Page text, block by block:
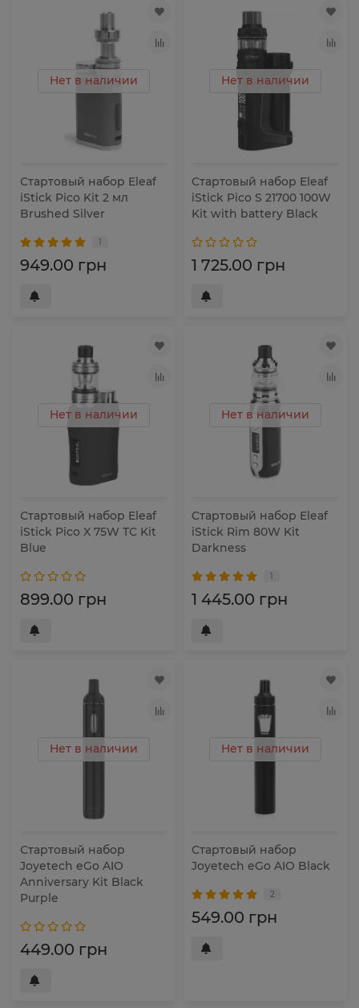
Нет в наличии
Стартовый набор Eleaf
iStick Pico Kit 2 мл
Brushed Silver
1
949.00 грн
Нет в наличии
Стартовый набор Eleaf
iStick Pico S 21700 100W
Kit with battery Black
1 725.00 грн
Нет в наличии
Стартовый набор Eleaf
iStick Pico X 75W TC Kit
Blue
899.00 грн
Нет в наличии
Стартовый набор Eleaf
iStick Rim 80W Kit
Darkness
1
1 445.00 грн
Нет в наличии
Стартовый набор
Joyetech eGo AIO
Anniversary Kit Black
Purple
449.00 грн
Нет в наличии
Стартовый набор
Joyetech eGo AIO Black
2
549.00 грн